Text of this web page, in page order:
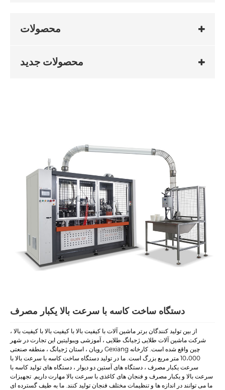
محصولات
محصولات جدید
دستگاه ساخت کاسه با سرعت بالا یکبار مصرف
از بین تولید کنندگان برتر ماشین آلات با کیفیت بالا با کیفیت بالا با کیفیت بالا ،
شرکت ماشین آلات طلایی ژجیانگ طلایی ، آموزشی ویبولیتین این تجارت در شهر
رویان ، استان ژجیانگ ، منطقه صنعتی Gexiang چین واقع شده است. کارخانه
10،000 متر مربع بزرگ است. ما در تولید دستگاه ساخت کاسه با سرعت بالا با
سرعت یکبار مصرف ، دستگاه های آستین دو دیوار ، دستگاه های تولید کاسه با
سرعت بالا و یکبار مصرف و فنجان های کاغذی با سرعت بالا مهارت داریم. تجهیزات
ما می توانند در اندازه ها و تنظیمات مختلف فنجان تولید کنند. ما به طیف گسترده ای